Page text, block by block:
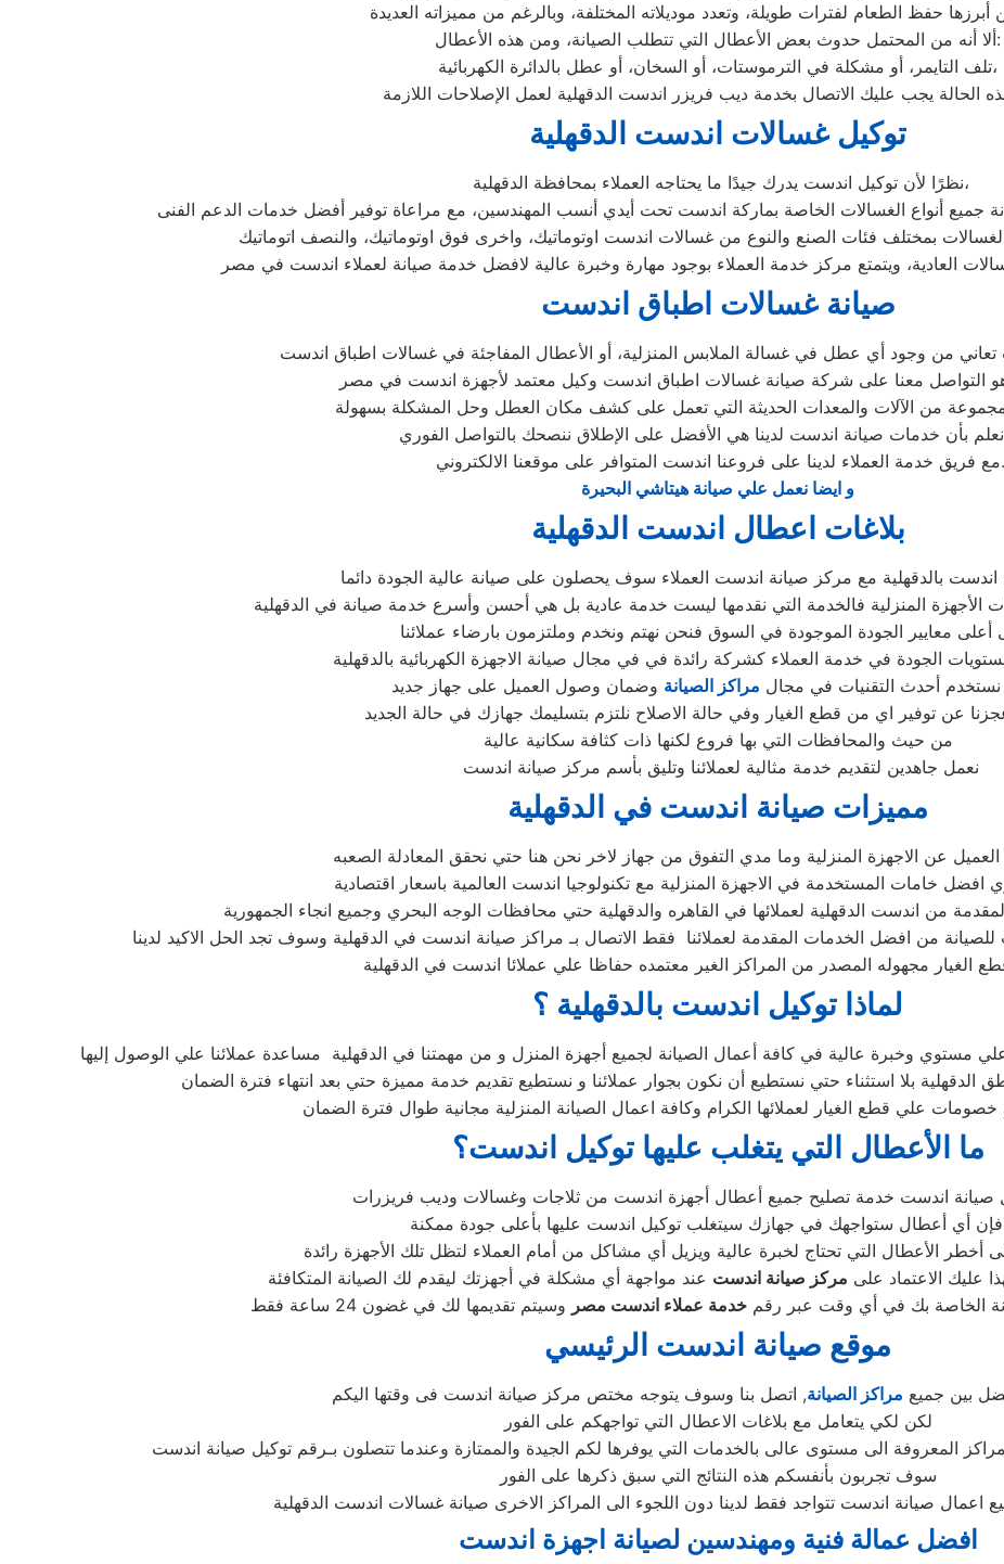
ألا أنه من المحتمل حدوث بعض الأعطال التي تتطلب الصيانة، ومن هذه الأعطال:
تلف التايمر، أو مشكلة في الترموستات، أو السخان، أو عطل بالدائرة الكهربائية،
توكيل غسالات اندست الدقهلية
نظرًا لأن توكيل اندست يدرك جيدًا ما يحتاجه العملاء بمحافظة الدقهلية،
صيانة غسالات اطباق اندست
تعاني من وجود أي عطل في غسالة الملابس المنزلية، أو الأعطال المفاجئة في غسالات اطباق اندست
مجموعة من الآلات والمعدات الحديثة التي تعمل على كشف مكان العطل وحل المشكلة بسهولة
نعلم بأن خدمات صيانة اندست لدينا هي الأفضل على الإطلاق ننصحك بالتواصل الفوري
مع فريق خدمة العملاء لدينا على فروعنا اندست المتوافر على موقعنا الالكتروني.
و ايضا نعمل علي صيانة هيتاشي البحيرة
بلاغات اعطال اندست الدقهلية
اندست بالدقهلية مع مركز صيانة اندست العملاء سوف يحصلون على صيانة عالية الجودة دائما
المنزلية فالخدمة التي نقدمها ليست خدمة عادية بل هي أحسن وأسرع خدمة صيانة في الدقهلية
أعلى معايير الجودة الموجودة في السوق فنحن نهتم ونخدم وملتزمون بارضاء عملائنا
الجودة في خدمة العملاء كشركة رائدة في في مجال صيانة الاجهزة الكهربائية بالدقهلية
أحدث التقنيات في مجال مراكز الصيانة وضمان وصول العميل على جهاز جديد
عن توفير اي من قطع الغيار وفي حالة الاصلاح نلتزم بتسليمك جهازك في حالة الجديد
من حيث والمحافظات التي بها فروع لكنها ذات كثافة سكانية عالية
نعمل جاهدين لتقديم خدمة مثالية لعملائنا وتليق بأسم مركز صيانة اندست
مميزات صيانة اندست في الدقهلية
العميل عن الاجهزة المنزلية وما مدي التفوق من جهاز لاخر نحن هنا حتي نحقق المعادلة الصعبه
خامات المستخدمة في الاجهزة المنزلية مع تكنولوجيا اندست العالمية باسعار اقتصادية
من اندست الدقهلية لعملائها في القاهره والدقهلية حتي محافظات الوجه البحري وجميع انجاء الجمهورية
من افضل الخدمات المقدمة لعملائنا فقط الاتصال بـ مراكز صيانة اندست في الدقهلية وسوف تجد الحل الاكيد لدينا
الغيار مجهوله المصدر من المراكز الغير معتمده حفاظا علي عملائا اندست في الدقهلية
لماذا توكيل اندست بالدقهلية ؟
مستوي وخبرة عالية في كافة أعمال الصيانة لجميع أجهزة المنزل و من مهمتنا في الدقهلية مساعدة عملائنا علي الوصول إليها
بلا استثناء حتي نستطيع أن نكون بجوار عملائنا و نستطيع تقديم خدمة مميزة حتي بعد انتهاء فترة الضمان
خصومات علي قطع الغيار لعملائها الكرام وكافة اعمال الصيانة المنزلية مجانية طوال فترة الضمان
ما الأعطال التي يتغلب عليها توكيل اندست؟
أخطر الأعطال التي تحتاج لخبرة عالية ويزيل أي مشاكل من أمام العملاء لتظل تلك الأجهزة رائدة
عليك الاعتماد على مركز صيانة اندست
الخاصة بك في أي وقت عبر رقمخدمة عملاء اندست مصر
موقع صيانة اندست الرئيسي
بين جميع مراكز الصيانة, اتصل بنا وسوف يتوجه مختص مركز صيانة اندست فى وقتها اليكم
لكن لكي يتعامل مع بلاغات الاعطال التي تواجهكم على الفور
المعروفة الى مستوى عالى بالخدمات التي يوفرها لكم الجيدة والممتازة وعندما تتصلون بـرقم توكيل صيانة اندست
سوف تجربون بأنفسكم هذه النتائج التي سبق ذكرها على الفور
صيانة اندست تتواجد فقط لدينا دون اللجوء الى المراكز الاخرى صيانة غسالات اندست الدقهلية
افضل عمالة فنية ومهندسين لصيانة اجهزة اندست